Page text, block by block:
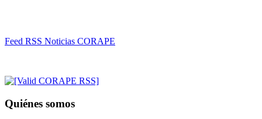
Feed RSS Noticias CORAPE
Quiénes somos